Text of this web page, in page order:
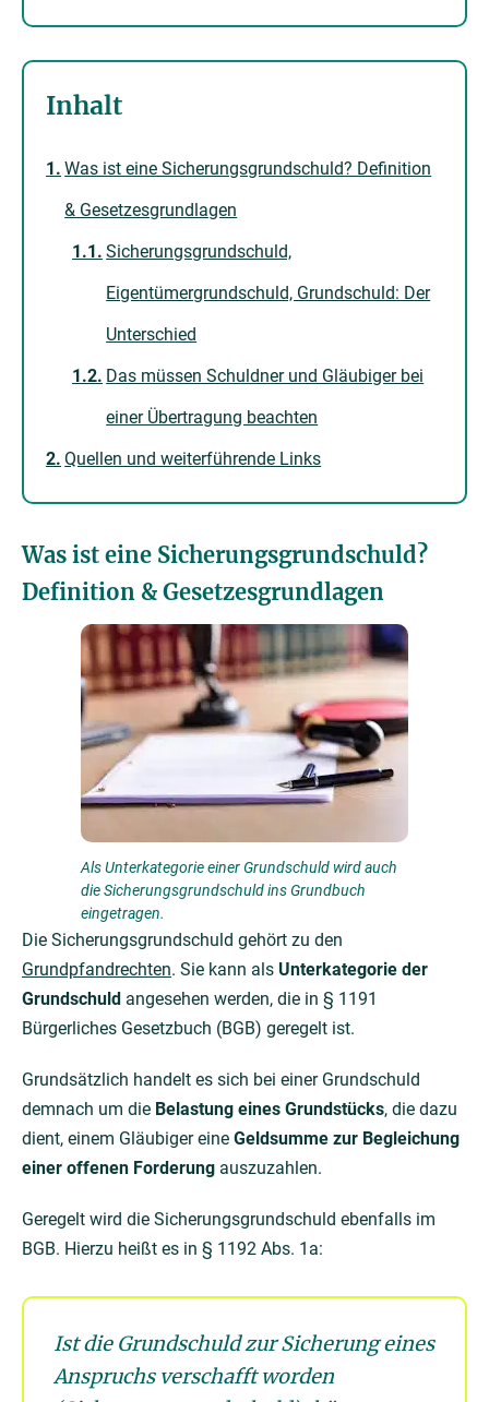
Inhalt
Was ist eine Sicherungsgrundschuld? Definition
& Gesetzesgrundlagen
Sicherungsgrundschuld,
Eigentümergrundschuld, Grundschuld: Der
Unterschied
Das müssen Schuldner und Gläubiger bei
einer Übertragung beachten
Quellen und weiterführende Links
Was ist eine Sicherungsgrundschuld?
Definition & Gesetzesgrundlagen
Als Unterkategorie einer Grundschuld wird auch
die Sicherungsgrundschuld ins Grundbuch
eingetragen.
Die Sicherungsgrundschuld gehört zu den
Grundpfandrechten. Sie kann als Unterkategorie der
Grundschuld angesehen werden, die in § 1191
Bürgerliches Gesetzbuch (BGB) geregelt ist.
Grundsätzlich handelt es sich bei einer Grundschuld
demnach um die Belastung eines Grundstücks, die dazu
dient, einem Gläubiger eine Geldsumme zur Begleichung
einer offenen Forderung auszuzahlen.
Geregelt wird die Sicherungsgrundschuld ebenfalls im
BGB. Hierzu heißt es in § 1192 Abs. 1a:
Ist die Grundschuld zur Sicherung eines
Anspruchs verschafft worden